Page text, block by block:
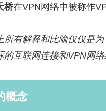
桥在VPN网络中被称作
所有解释和比喻仅仅是
的互联网连接和VPN网
概念